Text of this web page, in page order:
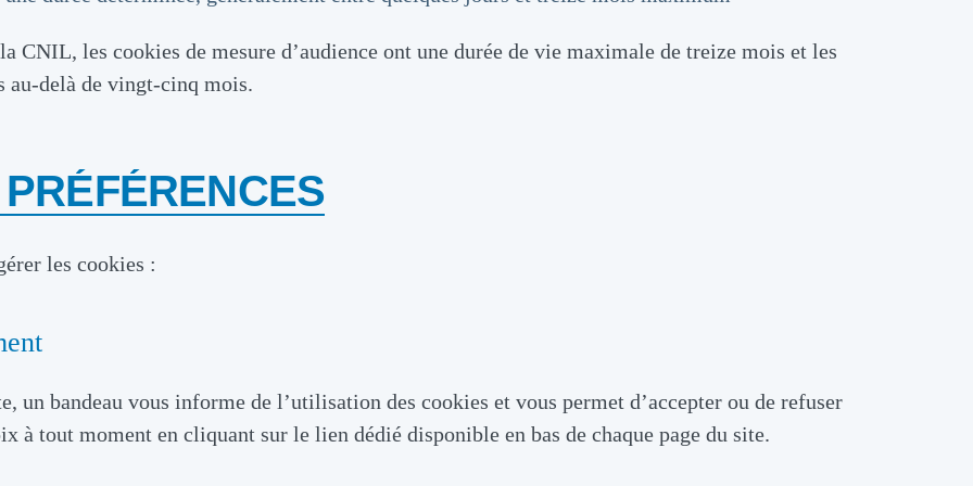
CNIL, les cookies de mesure d’audience ont une durée de vie maximale de treize mois et les
au-delà de vingt-cinq mois.
les cookies :
un bandeau vous informe de l’utilisation des cookies et vous permet d’accepter ou de refuser
à tout moment en cliquant sur le lien dédié disponible en bas de chaque page du site.